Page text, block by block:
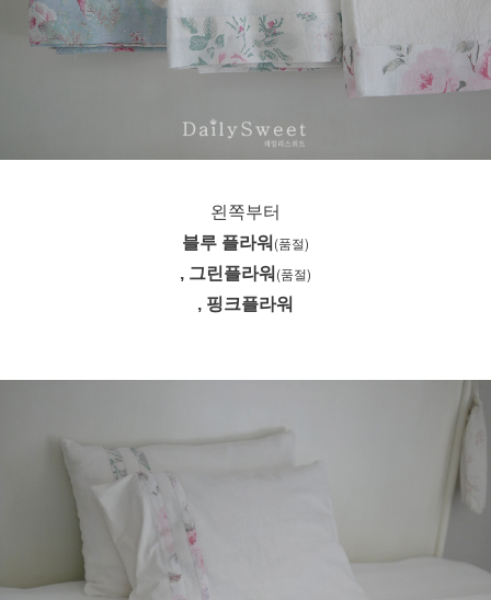
왼쪽부터
블루 플라워 (품절)
, 그린플라워 (품절)
, 핑크플라워